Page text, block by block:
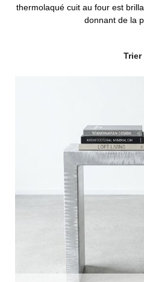
thermolaqué cuit au four est
donnant de la
Trier